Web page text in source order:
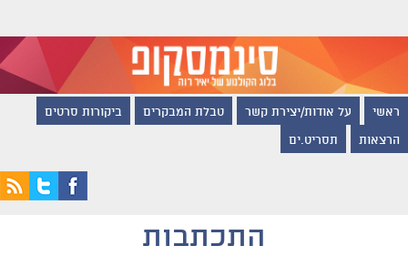
ראשי על אודות/יצירת קשר טבלת המבקרים ביקורות סרטים
הרצאות תסריט.ים
התכתבות